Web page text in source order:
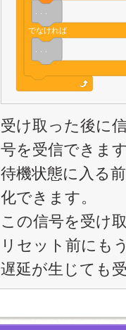
. . .
でなければ
. . .
受け取った後に
号を受信できま
待機状態に入る
化できます。
この信号を受け
リセット前にも
遅延が生じても